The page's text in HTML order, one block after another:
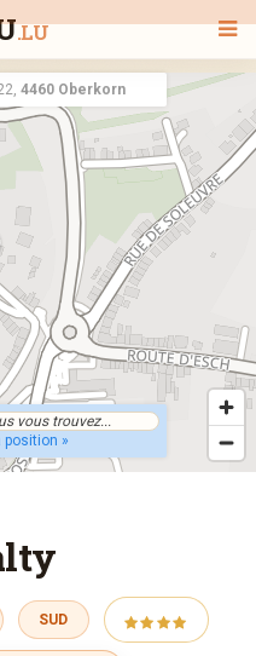
.LU
RESTAURANT
4460 Oberkorn
position »
SUD